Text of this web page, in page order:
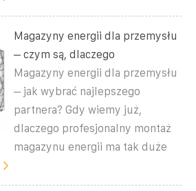
Magazyny energii dla przemysłu
– czym są, dlaczego
Magazyny energii dla przemysłu
– jak wybrać najlepszego
partnera? Gdy wiemy już,
dlaczego profesjonalny montaż
magazynu energii ma tak duże